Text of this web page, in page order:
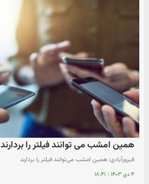
همین امشب می توانند فیلتر را بردارند
فیروزآبادی: همین امشب می‌توانند فیلتر را بردارند
۴ دی ۱۴۰۳ | ۱۸:۴۱